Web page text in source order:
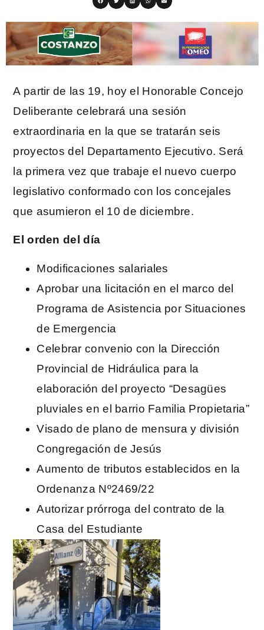
A partir de las 19, hoy el Honorable Concejo
Deliberante celebrará una sesión
extraordinaria en la que se tratarán seis
proyectos del Departamento Ejecutivo. Será
la primera vez que trabaje el nuevo cuerpo
legislativo conformado con los concejales
que asumieron el 10 de diciembre.
El orden del día
Modificaciones salariales
Aprobar una licitación en el marco del
Programa de Asistencia por Situaciones
de Emergencia
Celebrar convenio con la Dirección
Provincial de Hidráulica para la
elaboración del proyecto “Desagües
pluviales en el barrio Familia Propietaria”
Visado de plano de mensura y división
Congregación de Jesús
Aumento de tributos establecidos en la
Ordenanza Nº2469/22
Autorizar prórroga del contrato de la
Casa del Estudiante